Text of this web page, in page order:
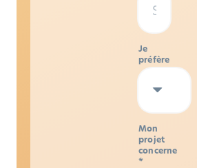
Je
préfère
Mon
projet
concerne
*